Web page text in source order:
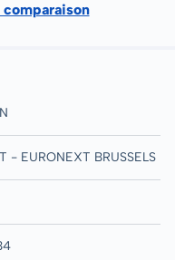
- EURONEXT BRUSSELS